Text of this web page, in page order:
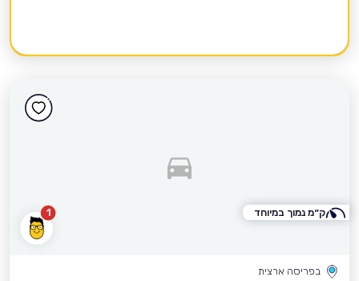
1
בפריסה ארצית
ק״מ נמוך במיוחד